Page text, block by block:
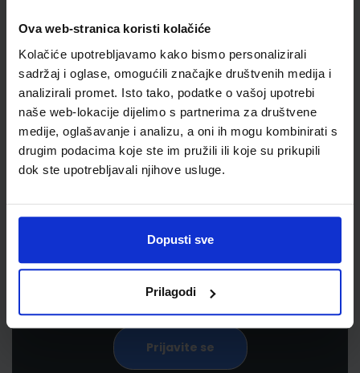
Ova web-stranica koristi kolačiće
Kolačiće upotrebljavamo kako bismo personalizirali
sadržaj i oglase, omogućili značajke društvenih medija i
analizirali promet. Isto tako, podatke o vašoj upotrebi
naše web-lokacije dijelimo s partnerima za društvene
medije, oglašavanje i analizu, a oni ih mogu kombinirati s
drugim podacima koje ste im pružili ili koje su prikupili
dok ste upotrebljavali njihove usluge.
Dopusti sve
Prilagodi
Newsletter prijava
pogodnostima